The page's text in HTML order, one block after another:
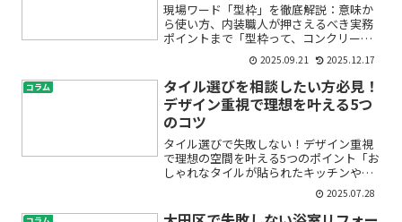
現場ワード「型枠」を徹底解説：意味か
ら使い方、内装職人が押さえるべき実務
ポイントまで「型枠って、コンクリート
工事の言葉でしょ？内装にも関係ある
の？」——そう感じて検索してくださっ
た方へ。型枠は主に鉄筋コンクリート
（RC）のコンクリートを流し...
2025.09.21 2025.12.17
コラム
タイル選びを相談したい方必見！
デザイン重視で理想を叶える5つ
のコツ
タイル選びで失敗しない！デザイン重視
で理想の空間を叶える5つのポイント「お
しゃれなタイルが貼られたキッチンやバ
スルームに憧れるけれど、何を基準に選
べばいいかわからない…」「デザイン性
を重視したいけれど、実用性やお手入れ
2025.07.28